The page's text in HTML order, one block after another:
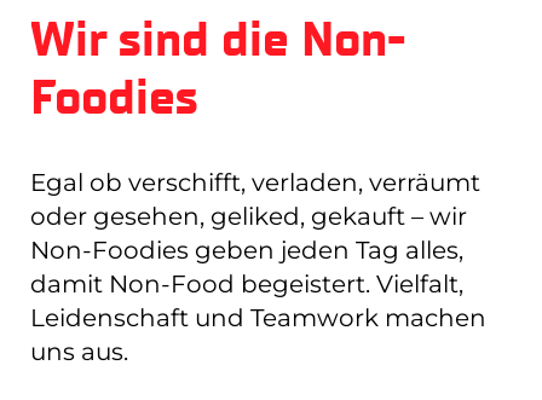
Wir sind die Non-
Foodies
Egal ob verschifft, verladen, verräumt
oder gesehen, geliked, gekauft – wir
Non-Foodies geben jeden Tag alles,
damit Non-Food begeistert. Vielfalt,
Leidenschaft und Teamwork machen
uns aus.